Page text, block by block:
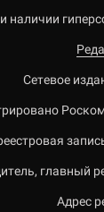
наличии
Сетевое
главный
Адрес